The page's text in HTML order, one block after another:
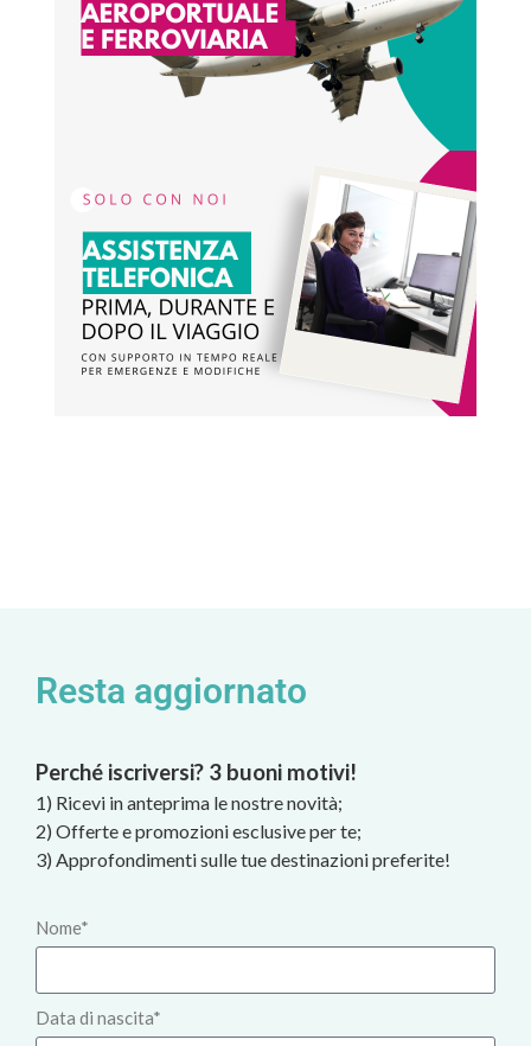
Resta aggiornato
Perché iscriversi? 3 buoni motivi!
1) Ricevi in anteprima le nostre novità;
2) Offerte e promozioni esclusive per te;
3) Approfondimenti sulle tue destinazioni preferite!
Nome*
Data di nascita*